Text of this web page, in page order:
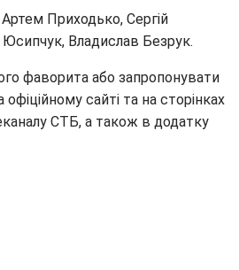
Приходько, Сергій
Владислав Безрук.
фаворита або запропонувати
сайті та на сторінках
СТБ, а також в додатку